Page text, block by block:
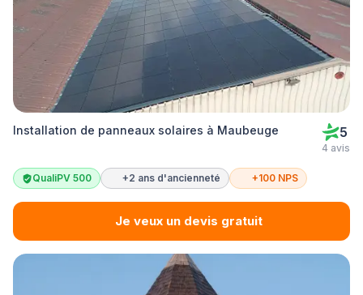
Installation de panneaux solaires à Maubeuge 5
4 avis
QualiPV 500 +2 ans d'ancienneté +100 NPS
Je veux un devis gratuit